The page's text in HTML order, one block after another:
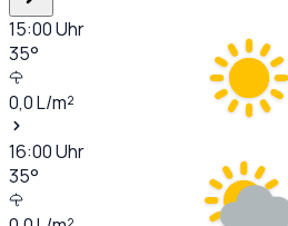
15:00Uhr
35°
0,0L/m²
16:00Uhr
35°